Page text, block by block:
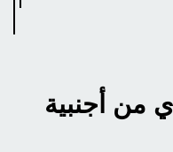
من أجنبية